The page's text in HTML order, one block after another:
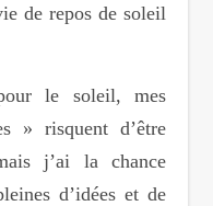
de repos de soleil
le soleil, mes
» risquent d’être
j’ai la chance
d’idées et de